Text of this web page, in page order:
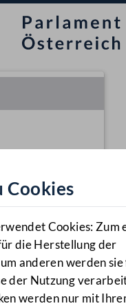
öffnen
Cookies
Cookies: Zum
die Herstellung der
anderen werden
der Nutzung
werden nur mit